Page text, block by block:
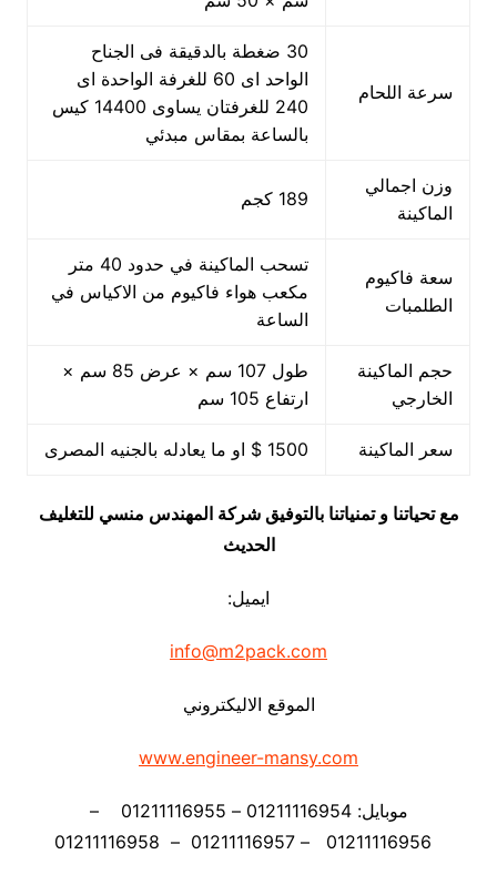
سرعة اللحام
30 ضغطة بالدقيقة فى الجناح
الواحد اى 60 للغرفة الواحدة اى
240 للغرفتان يساوى 14400 كيس
بالساعة بمقاس مبدئي
وزن اجمالي
الماكينة
189 كجم
سعة فاكيوم
الطلمبات
تسحب الماكينة في حدود 40 متر
مكعب هواء فاكيوم من الاكياس في
الساعة
حجم الماكينة
الخارجي
طول 107 سم × عرض 85 سم ×
ارتفاع 105 سم
سعر الماكينة 1500 $ او ما يعادله بالجنيه المصرى
مع تحياتنا و تمنياتنا بالتوفيق شركة المهندس منسي للتغليف
الحديث
ايميل:
info@m2pack.com
الموقع الاليكتروني
www.engineer-mansy.com
موبايل: 01211116954 – 01211116955 –